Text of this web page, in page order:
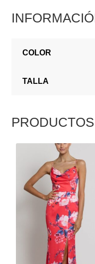
COLOR
TALLA
PRODUCTO
TIENE
MÚLTIPLES
VARIANTES.
OPCIONES
PUEDEN